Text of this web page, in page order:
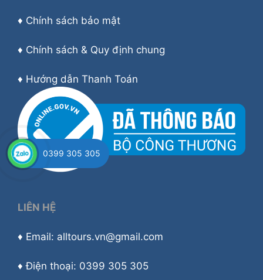
♦ Chính sách bảo mật
♦ Chính sách & Quy định chung
♦ Hướng dẫn Thanh Toán
LIÊN HỆ
♦ Email: alltours.vn@gmail.com
♦ Điện thoại: 0399 305 305
0399 305 305